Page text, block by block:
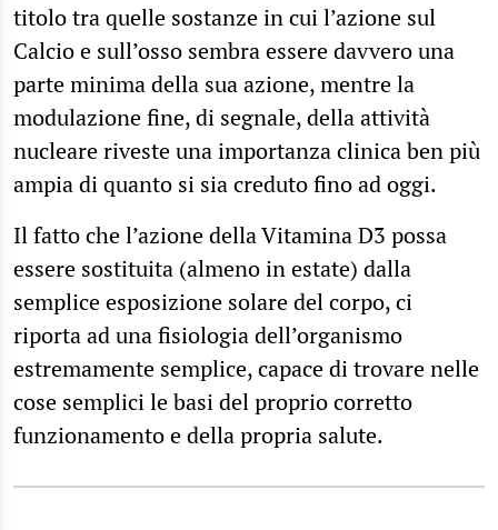
titolo tra quelle sostanze in cui l’azione sul
Calcio e sull’osso sembra essere davvero una
parte minima della sua azione, mentre la
modulazione fine, di segnale, della attività
nucleare riveste una importanza clinica ben più
ampia di quanto si sia creduto fino ad oggi.
Il fatto che l’azione della Vitamina D3 possa
essere sostituita (almeno in estate) dalla
semplice esposizione solare del corpo, ci
riporta ad una fisiologia dell’organismo
estremamente semplice, capace di trovare nelle
cose semplici le basi del proprio corretto
funzionamento e della propria salute.